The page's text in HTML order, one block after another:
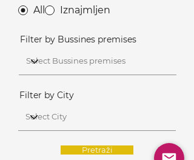
All Iznajmljen
Filter by Bussines premises
Filter by City
Pretraži